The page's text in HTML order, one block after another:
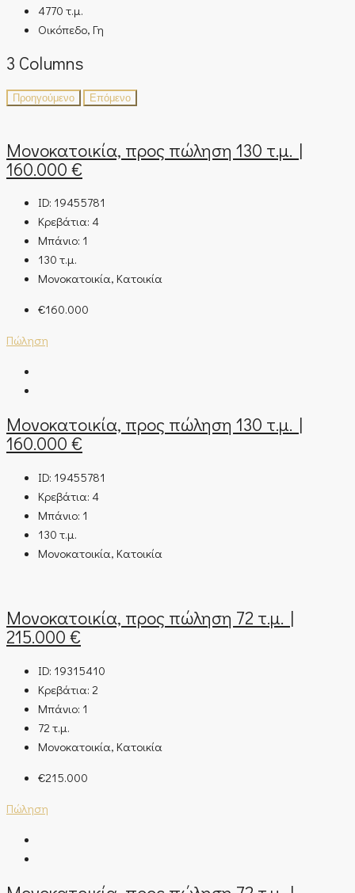
4770 τ.μ.
Οικόπεδο, Γη
3 Columns
Προηγούμενο Επόμενο
Μονοκατοικία, προς πώληση 130 τ.μ. |
160.000 €
ID: 19455781
Κρεβάτια: 4
Μπάνιο: 1
130 τ.μ.
Μονοκατοικία, Κατοικία
€160.000
Πώληση
Μονοκατοικία, προς πώληση 130 τ.μ. |
160.000 €
ID: 19455781
Κρεβάτια: 4
Μπάνιο: 1
130 τ.μ.
Μονοκατοικία, Κατοικία
Μονοκατοικία, προς πώληση 72 τ.μ. |
215.000 €
ID: 19315410
Κρεβάτια: 2
Μπάνιο: 1
72 τ.μ.
Μονοκατοικία, Κατοικία
€215.000
Πώληση